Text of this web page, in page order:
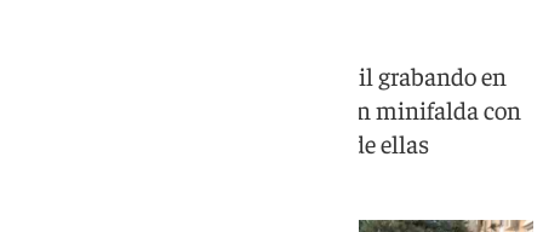
El acusado dejaba el teléfono móvil grabando en
su mano y se acercaba a jóvenes en minifalda con
la finalidad de obtener imágenes de ellas